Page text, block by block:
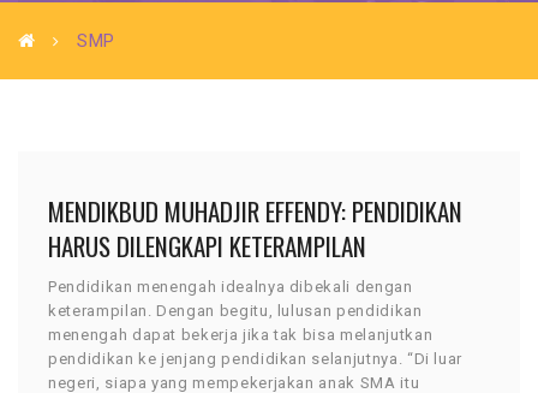
SMP
MENDIKBUD MUHADJIR EFFENDY: PENDIDIKAN
HARUS DILENGKAPI KETERAMPILAN
Pendidikan menengah idealnya dibekali dengan
keterampilan. Dengan begitu, lulusan pendidikan
menengah dapat bekerja jika tak bisa melanjutkan
pendidikan ke jenjang pendidikan selanjutnya. “Di luar
negeri, siapa yang mempekerjakan anak SMA itu